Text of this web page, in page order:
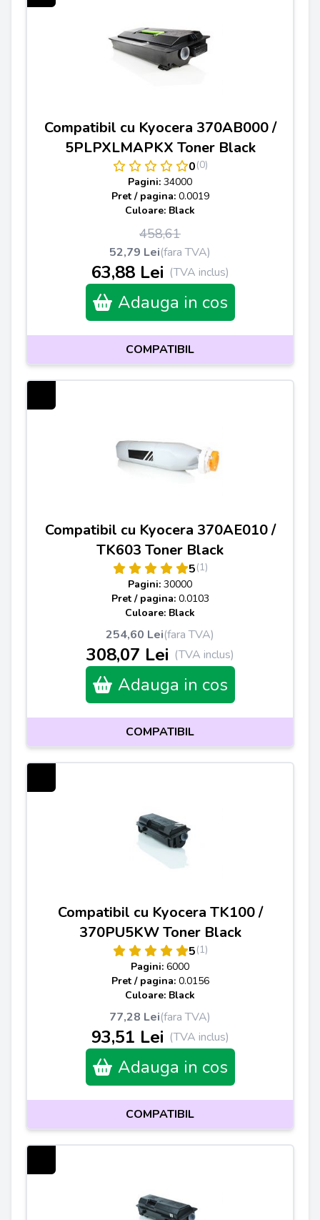
Compatibil cu Kyocera 370AB000 /
5PLPXLMAPKX Toner Black
0(0)
Pagini: 34000
Pret / pagina: 0.0019
Culoare: Black
458,61
52,79 Lei(fara TVA)
63,88 Lei (TVA inclus)
Adauga in cos
COMPATIBIL
Compatibil cu Kyocera 370AE010 /
TK603 Toner Black
5(1)
Pagini: 30000
Pret / pagina: 0.0103
Culoare: Black
254,60 Lei(fara TVA)
308,07 Lei (TVA inclus)
Adauga in cos
COMPATIBIL
Compatibil cu Kyocera TK100 /
370PU5KW Toner Black
5(1)
Pagini: 6000
Pret / pagina: 0.0156
Culoare: Black
77,28 Lei(fara TVA)
93,51 Lei (TVA inclus)
Adauga in cos
COMPATIBIL